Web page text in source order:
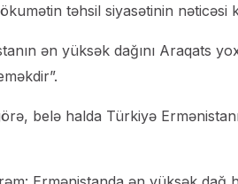
təhsil siyasətinin nəticəsi
ən yüksək dağını Araqats
belə halda Türkiyə